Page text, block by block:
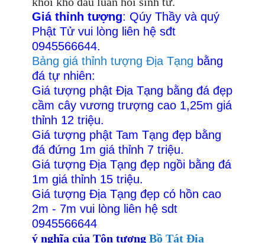
Giá thỉnh tượng: Qúy Thầy và quý
Phật Tử vui lòng liên hệ sđt
0945566644.
Bảng giá thỉnh tượng Địa Tạng bằng
đá tự nhiên:
Giá tượng phật Địa Tạng bằng đá đẹp
cầm cây vương trượng cao 1,25m giá
thỉnh 12 triệu.
Giá tượng phật Tam Tạng đẹp bằng
đá đứng 1m giá thỉnh 7 triệu.
Giá tượng Địa Tạng đẹp ngồi bằng đá
1m giá thỉnh 15 triệu.
Giá tượng Địa Tạng đẹp có hồn cao
2m - 7m vui lòng liên hệ sdt
0945566644
ý nghĩa của Tôn tượng Bồ Tát Địa